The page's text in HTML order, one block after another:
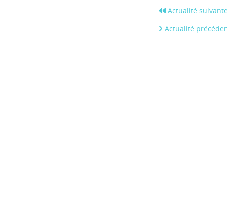
Actualité suivante
Actualité